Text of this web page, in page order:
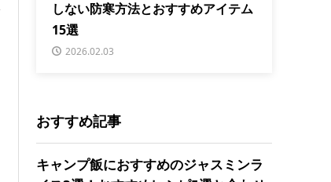
しない防寒方法とおすすめアイテム
15選
2026.02.03
おすすめ記事
キャンプ飯におすすめのジャスミンラ